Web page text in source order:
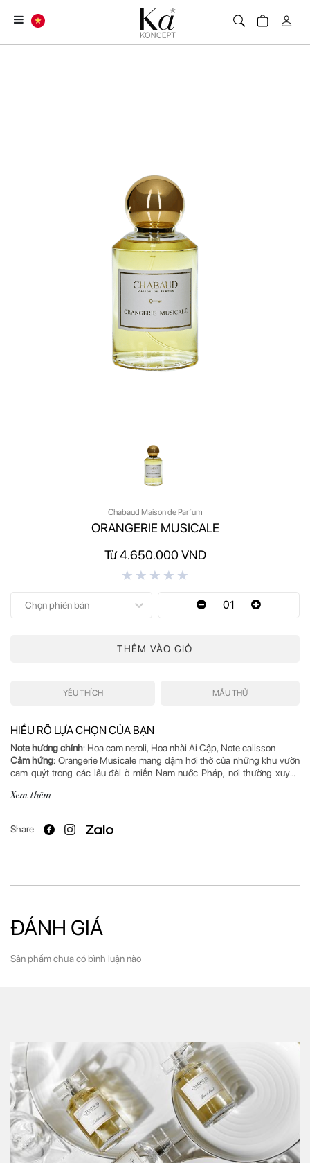
Chabaud Maison de Parfum
ORANGERIE MUSICALE
Từ 4.650.000 VND
Chọn phiên bản 01
THÊM VÀO GIỎ
YÊU THÍCH MẪU THỬ
HIỂU RÕ LỰA CHỌN CỦA BẠN
Note hương chính
Cảm hứng: Orangerie Musicale mang đậm hơi thở của những khu vườn
cam quýt trong các lâu đài ở miền Nam nước Pháp, nơi thường xuyên
Landscapes của Chabaud. Orangerie Musicale mở đầu với hương cam
tươi tắn, quyện cùng với note hoa cam thanh tao, hoa nhài thơm ngát và
Xuất xứ: Pháp
Xem thêm
Share
ĐÁNH GIÁ
Sản phẩm chưa có bình luận nào